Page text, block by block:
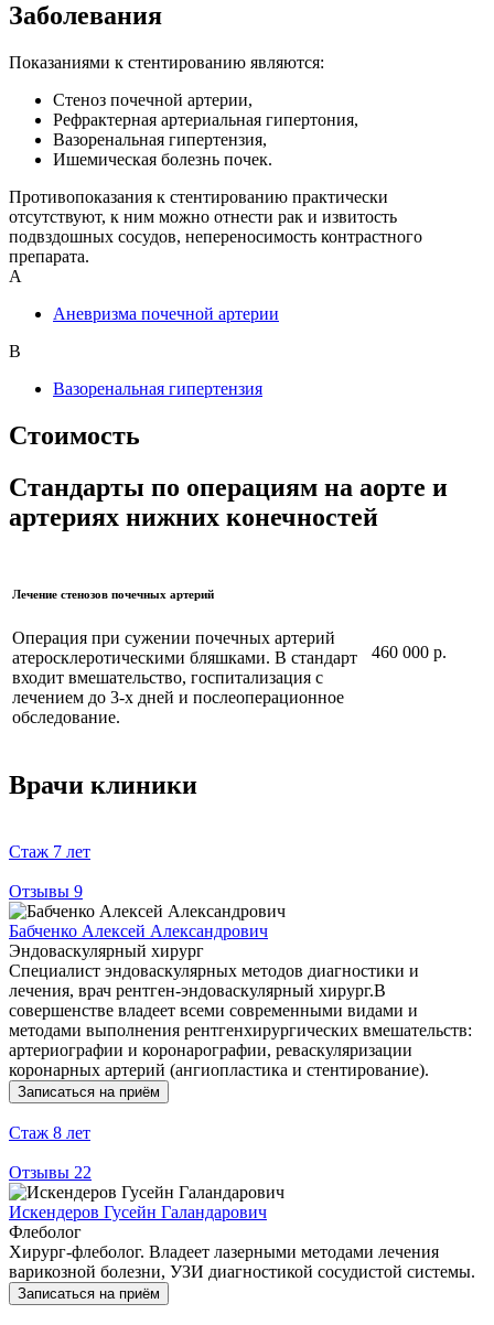
Заболевания
Показаниями к стентированию являются:
Стеноз почечной артерии,
Рефрактерная артериальная гипертония,
Вазоренальная гипертензия,
Ишемическая болезнь почек.
Противопоказания к стентированию практически
отсутствуют, к ним можно отнести рак и извитость
подвздошных сосудов, непереносимость контрастного
препарата.
А
Аневризма почечной артерии
В
Вазоренальная гипертензия
Стоимость
Стандарты по операциям на аорте и
артериях нижних конечностей
Лечение стенозов почечных артерий
Операция при сужении почечных артерий
атеросклеротическими бляшками. В стандарт
входит вмешательство, госпитализация с
лечением до 3-х дней и послеоперационное
обследование.
460 000 р.
Врачи клиники
Стаж 7 лет
Отзывы 9
Бабченко Алексей Александрович
Эндоваскулярный хирург
Специалист эндоваскулярных методов диагностики и
лечения, врач рентген-эндоваскулярный хирург.В
совершенстве владеет всеми современными видами и
методами выполнения рентгенхирургических вмешательств:
артериографии и коронарографии, реваскуляризации
коронарных артерий (ангиопластика и стентирование).
Записаться на приём
Стаж 8 лет
Отзывы 22
Искендеров Гусейн Галандарович
Флеболог
Хирург-флеболог. Владеет лазерными методами лечения
варикозной болезни, УЗИ диагностикой сосудистой системы.
Записаться на приём